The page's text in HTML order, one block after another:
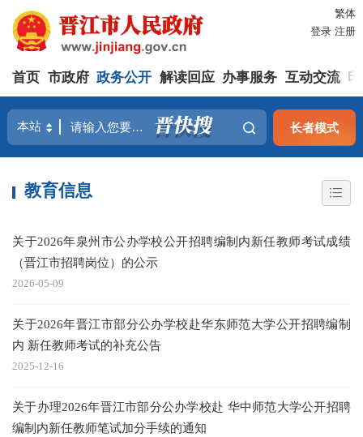
繁体
登录 注册
首页 市政府 政务公开 解读回应 办事服务 互动交流
长者模式
教育信息
关于2026年泉州市公办学校公开招聘编制内新任教师考试成绩
（晋江市招聘岗位）的公示
2026-05-09
关于2026年晋江市部分公办学校赴华东师范大学公开招聘编制
内 新任教师考试的补充公告
2025-12-16
关于办理2026年晋江市部分公办学校赴 华中师范大学公开招聘
编制内新任教师笔试加分手续的通知